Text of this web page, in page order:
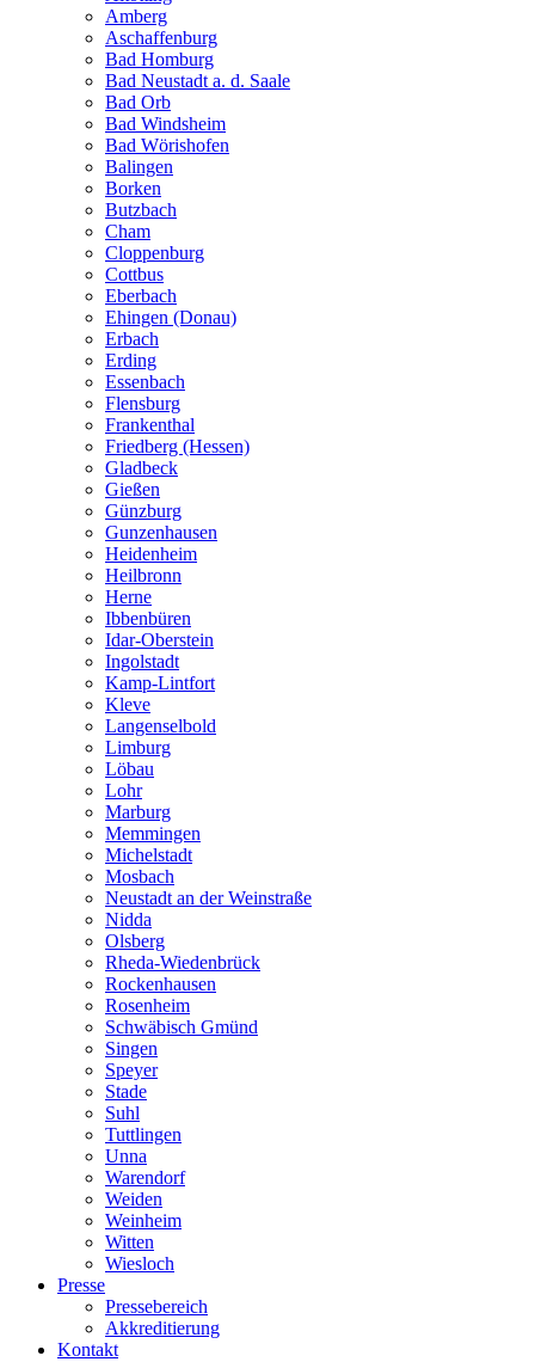
Amberg
Aschaffenburg
Bad Homburg
Bad Neustadt a. d. Saale
Bad Orb
Bad Windsheim
Bad Wörishofen
Balingen
Borken
Butzbach
Cham
Cloppenburg
Cottbus
Eberbach
Ehingen (Donau)
Erbach
Erding
Essenbach
Flensburg
Frankenthal
Friedberg (Hessen)
Gladbeck
Gießen
Günzburg
Gunzenhausen
Heidenheim
Heilbronn
Herne
Ibbenbüren
Idar-Oberstein
Ingolstadt
Kamp-Lintfort
Kleve
Langenselbold
Limburg
Löbau
Lohr
Marburg
Memmingen
Michelstadt
Mosbach
Neustadt an der Weinstraße
Nidda
Olsberg
Rheda-Wiedenbrück
Rockenhausen
Rosenheim
Schwäbisch Gmünd
Singen
Speyer
Stade
Suhl
Tuttlingen
Unna
Warendorf
Weiden
Weinheim
Witten
Wiesloch
Presse
Pressebereich
Akkreditierung
Kontakt